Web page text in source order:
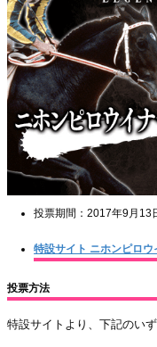
投票期間：2017年9月13
特設サイト ニホンピロ
投票方法
特設サイトより、下記のい